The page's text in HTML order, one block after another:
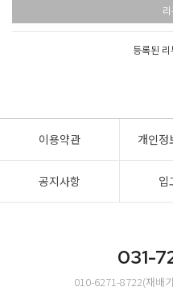
등록된
이용약관 개인정
공지사항 입
031-
010-6271-8722(재배